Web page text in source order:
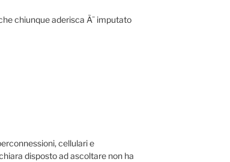
chiunque aderisca Ã¨ imputato
cellulari e
disposto ad ascoltare non ha